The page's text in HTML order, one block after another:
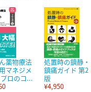
薬物療法
マネジメ
ロのコ...
処置時の鎮静・
鎮痛ガイド 第2
版
¥4,950